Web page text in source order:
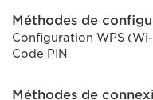
Méthodes de
Configuration WPS
Code PIN
Méthodes de